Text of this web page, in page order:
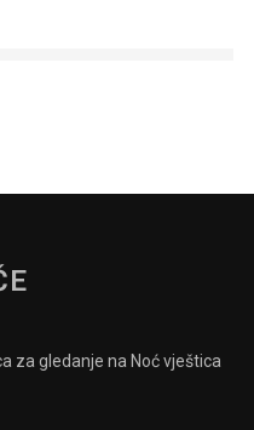
za gledanje na Noć vještica